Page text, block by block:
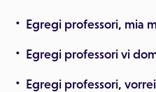
Egregi professori, mia
Egregi professori vi
Egregi professori,